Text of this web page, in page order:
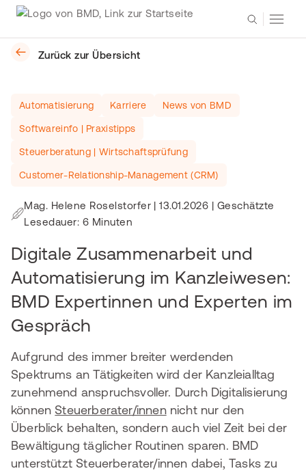
Zurück zur Übersicht
Automatisierung Karriere News von BMD
Softwareinfo | Praxistipps
Steuerberatung | Wirtschaftsprüfung
Customer-Relationship-Management (CRM)
Mag. Helene Roselstorfer |13.01.2026 | Geschätzte
Lesedauer: 6 Minuten
Digitale Zusammenarbeit und
Automatisierung im Kanzleiwesen:
BMD Expertinnen und Experten im
Gespräch
Aufgrund des immer breiter werdenden
Spektrums an Tätigkeiten wird der Kanzleialltag
zunehmend anspruchsvoller. Durch Digitalisierung
können Steuerberater/innennicht nur den
Überblick behalten, sondern auch viel Zeit bei der
Bewältigung täglicher Routinen sparen. BMD
unterstützt Steuerberater/innen dabei, Tasks zu